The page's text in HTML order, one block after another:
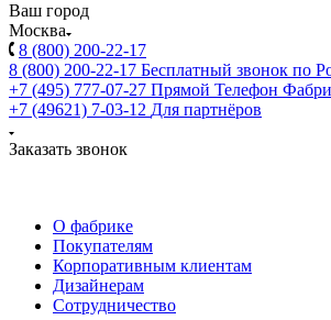
Ваш город
Москва
8 (800) 200-22-17
8 (800) 200-22-17 Бесплатный звонок по
+7 (495) 777-07-27 Прямой Телефон
+7 (49621) 7-03-12 Для партнёров
Заказать звонок
О фабрике
Покупателям
Корпоративным клиентам
Дизайнерам
Сотрудничество